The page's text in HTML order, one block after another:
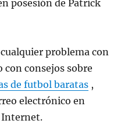
posesión de Patrick
problema con
consejos sobre
de futbol baratas ,
electrónico en
Internet.